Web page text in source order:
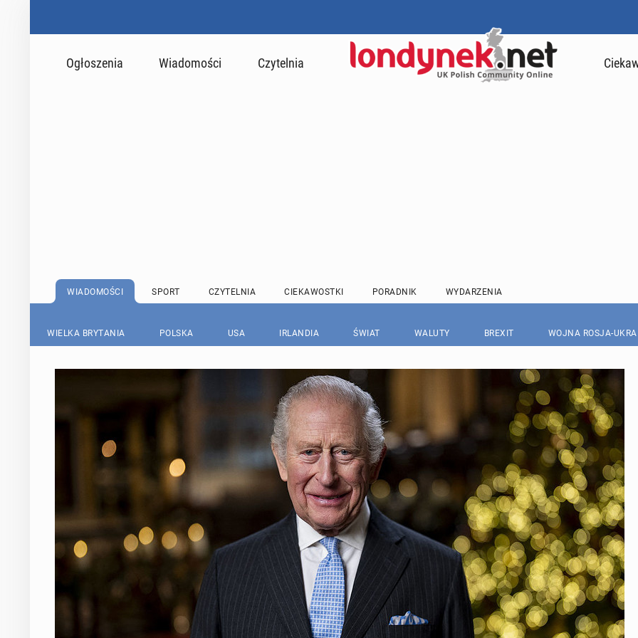
Ogłoszenia Wiadomości Czytelnia
WIADOMOŚCI SPORT CZYTELNIA CIEKAWOSTKI PORADNIK WYDARZENIA
WIELKA BRYTANIA POLSKA USA IRLANDIA ŚWIAT WALUTY BREXIT WOJNA ROSJA-